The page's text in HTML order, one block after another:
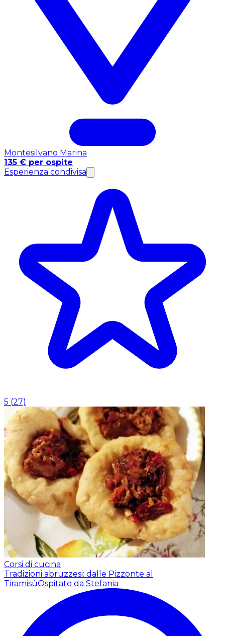
Montesilvano Marina
135 € per ospite
Esperienza condivisa
5 (27)
Corsi di cucina
Tradizioni abruzzesi: dalle Pizzonte al
TiramisùOspitato da Stefania